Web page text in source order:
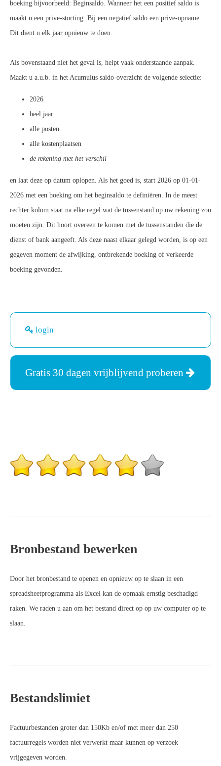
boeking bijvoorbeeld: Beginsaldo. Wanneer het een positief saldo is
maakt u een prive-storting. Bij een negatief saldo een prive-opname.
Dit dient u elk jaar opnieuw te doen.
Als bovenstaand niet het geval is, helpt vaak onderstaande aanpak.
Maakt u a.u.b. in het Acumulus saldo-overzicht de volgende selectie:
2026
heel jaar
alle posten
alle kostenplaatsen
de rekening met het verschil
en laat deze op datum oplopen. Als het goed is, start 2026 op 01-01-
2026 met een boeking om het beginsaldo te definiëren. In de meest
rechter kolom staat na elke regel wat de tussenstand op uw rekening zou
moeten zijn. Dit hoort overeen te komen met de tussenstanden die de
dienst of bank aangeeft. Als deze naast elkaar gelegd worden, is op een
gegeven moment de afwijking, ontbrekende boeking of verkeerde
boeking gevonden.
login
Gratis 30 dagen vrijblijvend proberen
Bronbestand bewerken
Door het bronbestand te openen en opnieuw op te slaan in een
spreadsheetprogramma als Excel kan de opmaak ernstig beschadigd
raken. We raden u aan om het bestand direct op op uw computer op te
slaan.
Bestandslimiet
Factuurbestanden groter dan 150Kb en/of met meer dan 250
factuurregels worden niet verwerkt maar kunnen op verzoek
vrijgegeven worden.